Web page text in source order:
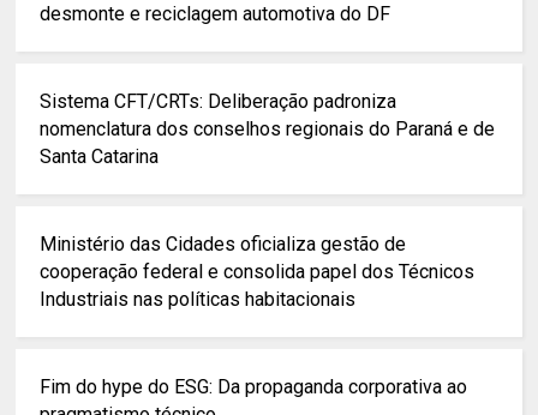
desmonte e reciclagem automotiva do DF
Sistema CFT/CRTs: Deliberação padroniza
nomenclatura dos conselhos regionais do Paraná e de
Santa Catarina
Ministério das Cidades oficializa gestão de
cooperação federal e consolida papel dos Técnicos
Industriais nas políticas habitacionais
Fim do hype do ESG: Da propaganda corporativa ao